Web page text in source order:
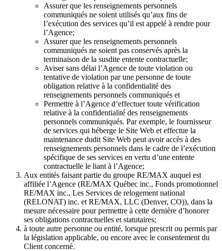
Assurer que les renseignements personnels
communiqués ne soient utilisés qu’aux fins de
l’exécution des services qu’il est appelé à rendre pour
l’Agence;
Assurer que les renseignements personnels
communiqués ne soient pas conservés après la
terminaison de la susdite entente contractuelle;
Aviser sans délai l’Agence de toute violation ou
tentative de violation par une personne de toute
obligation relative à la confidentialité des
renseignements personnels communiqués et
Permettre à l’Agence d’effectuer toute vérification
relative à la confidentialité des renseignements
personnels communiqués. Par exemple, le fournisseur
de services qui héberge le Site Web et effectue la
maintenance dudit Site Web peut avoir accès à des
renseignements personnels dans le cadre de l’exécution
spécifique de ses services en vertu d’une entente
contractuelle le liant à l’Agence;
Aux entités faisant partie du groupe RE/MAX auquel est
affiliée l’Agence (RE/MAX Québec inc., Fonds promotionnel
RE/MAX inc., Les Services de relogement national
(RELONAT) inc. et RE/MAX, LLC (Denver, CO)), dans la
mesure nécessaire pour permettre à cette dernière d’honorer
ses obligations contractuelles et statutaires;
à toute autre personne ou entité, lorsque prescrit ou permis par
la législation applicable, ou encore avec le consentement du
Client concerné.